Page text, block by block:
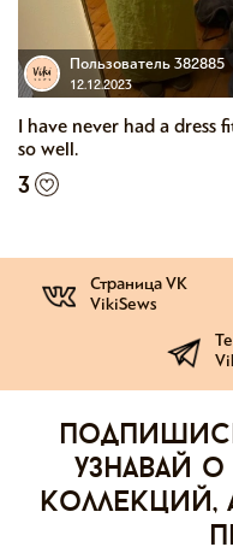
Пользователь 382885
12.12.2023
I have never had a dress
so well.
3
Страница VK
VikiSews
узнавай
коллекций,